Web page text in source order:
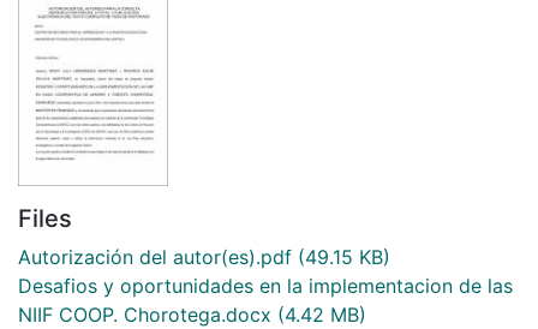
Files
Autorización del autor(es).pdf (49.15 KB)
Desafios y oportunidades en la implementacion de las
NIIF COOP. Chorotega.docx (4.42 MB)